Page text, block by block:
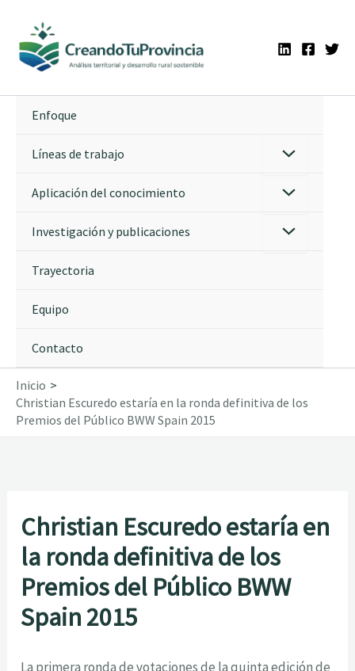
contenido
Enfoque
Líneas de trabajo
Aplicación del conocimiento
Investigación y publicaciones
Trayectoria
Equipo
Contacto
Inicio
Christian Escuredo estaría en la ronda definitiva de los
Premios del Público BWW Spain 2015
Christian Escuredo estaría en
la ronda definitiva de los
Premios del Público BWW
Spain 2015
La primera ronda de votaciones de la quinta edición de